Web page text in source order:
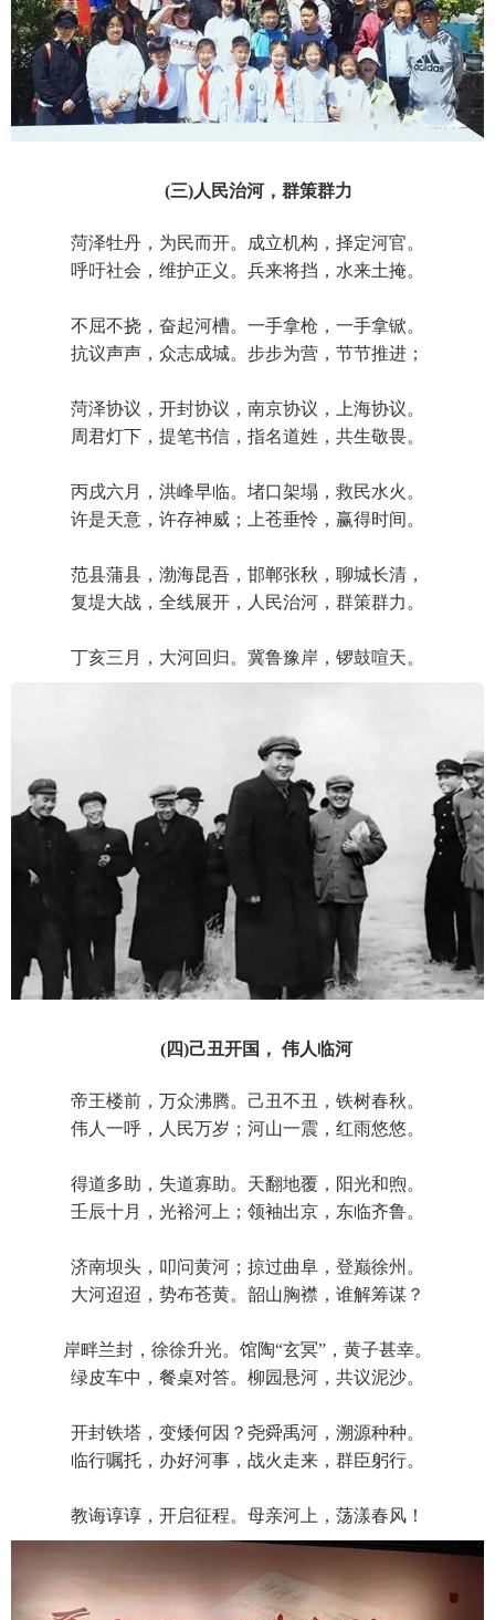
(三)人民治河，群策群力
菏泽牡丹，为民而开。成立机构，择定河官。
呼吁社会，维护正义。兵来将挡，水来土掩。
不屈不挠，奋起河槽。一手拿枪，一手拿锨。
抗议声声，众志成城。步步为营，节节推进；
菏泽协议，开封协议，南京协议，上海协议。
周君灯下，提笔书信，指名道姓，共生敬畏。
丙戌六月，洪峰早临。堵口架塌，救民水火。
许是天意，许存神威；上苍垂怜，赢得时间。
范县蒲县，渤海昆吾，邯郸张秋，聊城长清，
复堤大战，全线展开，人民治河，群策群力。
丁亥三月，大河回归。冀鲁豫岸，锣鼓喧天。
(四)己丑开国， 伟人临河
帝王楼前，万众沸腾。己丑不丑，铁树春秋。
伟人一呼，人民万岁；河山一震，红雨悠悠。
得道多助，失道寡助。天翻地覆，阳光和煦。
壬辰十月，光裕河上；领袖出京，东临齐鲁。
济南坝头，叩问黄河；掠过曲阜，登巅徐州。
大河迢迢，势布苍黄。韶山胸襟，谁解筹谋？
岸畔兰封，徐徐升光。馆陶“玄冥”，黄子甚幸。
绿皮车中，餐桌对答。柳园悬河，共议泥沙。
开封铁塔，变矮何因？尧舜禹河，溯源种种。
临行嘱托，办好河事，战火走来，群臣躬行。
教诲谆谆，开启征程。母亲河上，荡漾春风！